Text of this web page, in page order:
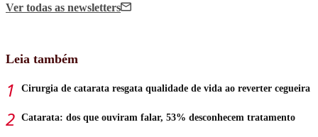
Ver todas as newsletters
Leia também
Cirurgia de catarata resgata qualidade de vida ao reverter cegueira
Catarata: dos que ouviram falar, 53% desconhecem tratamento